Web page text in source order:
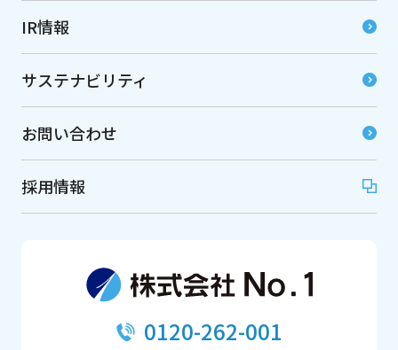
IR情報
サステナビリティ
お問い合わせ
採用情報
0120-262-001